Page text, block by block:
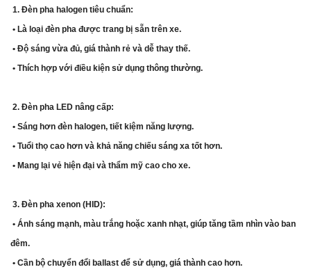
1. Đèn pha halogen tiêu chuẩn:
• Là loại đèn pha được trang bị sẵn trên xe.
• Độ sáng vừa đủ, giá thành rẻ và dễ thay thế.
• Thích hợp với điều kiện sử dụng thông thường.
2. Đèn pha LED nâng cấp:
• Sáng hơn đèn halogen, tiết kiệm năng lượng.
• Tuổi thọ cao hơn và khả năng chiếu sáng xa tốt hơn.
• Mang lại vẻ hiện đại và thẩm mỹ cao cho xe.
3. Đèn pha xenon (HID):
• Ánh sáng mạnh, màu trắng hoặc xanh nhạt, giúp tăng tầm nhìn vào ban
đêm.
• Cần bộ chuyển đổi ballast để sử dụng, giá thành cao hơn.